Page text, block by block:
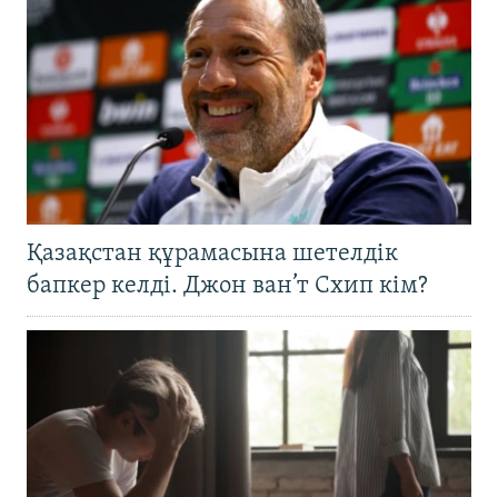
Қазақстан құрамасына шетелдік
бапкер келді. Джон ван’т Схип кім?